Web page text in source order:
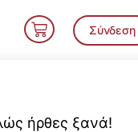
Cart Σύνδεση
ήρθες ξανά!